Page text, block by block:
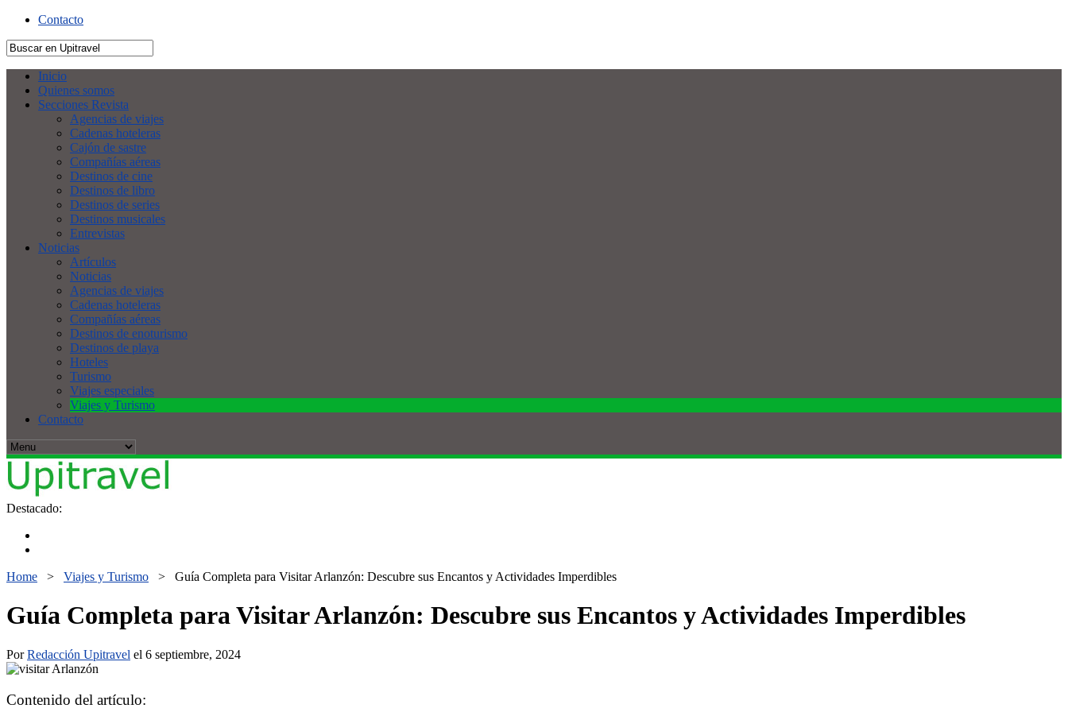
Contacto
Inicio
Quienes somos
Secciones Revista
Agencias de viajes
Cadenas hoteleras
Cajón de sastre
Compañías aéreas
Destinos de cine
Destinos de libro
Destinos de series
Destinos musicales
Entrevistas
Noticias
Artículos
Noticias
Agencias de viajes
Cadenas hoteleras
Compañías aéreas
Destinos de enoturismo
Destinos de playa
Hoteles
Turismo
Viajes especiales
Viajes y Turismo
Contacto
Destacado:
Home > Viajes y Turismo > Guía Completa para Visitar Arlanzón: Descubre sus Encantos y Actividades Imperdibles
Guía Completa para Visitar Arlanzón: Descubre sus Encantos y Actividades Imperdibles
PorRedacción Upitravel el 6 septiembre, 2024
Contenido del artículo: